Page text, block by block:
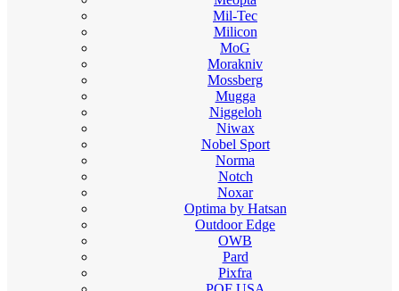
Mil-Tec
Milicon
MoG
Morakniv
Mossberg
Mugga
Niggeloh
Niwax
Nobel Sport
Norma
Notch
Noxar
Optima by Hatsan
Outdoor Edge
OWB
Pard
Pixfra